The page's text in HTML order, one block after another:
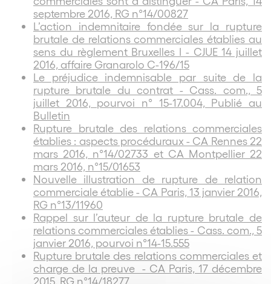
septembre 2016, RG n°14/00827
L’action indemnitaire fondée sur la rupture
brutale de relations commerciales établies au
sens du règlement Bruxelles I - CJUE 14 juillet
2016, affaire Granarolo C-196/15
Le préjudice indemnisable par suite de la
rupture brutale du contrat - Cass. com., 5
juillet 2016, pourvoi n° 15-17.004, Publié au
Bulletin
Rupture brutale des relations commerciales
établies : aspects procéduraux - CA Rennes 22
mars 2016, n°14/02733 et CA Montpellier 22
mars 2016, n°15/01653
Nouvelle illustration de rupture de relation
commerciale établie - CA Paris, 13 janvier 2016,
RG n°13/11960
Rappel sur l’auteur de la rupture brutale de
relations commerciales établies - Cass. com., 5
janvier 2016, pourvoi n°14-15.555
Rupture brutale des relations commerciales et
charge de la preuve - CA Paris, 17 décembre
2015, RG n°14/18277